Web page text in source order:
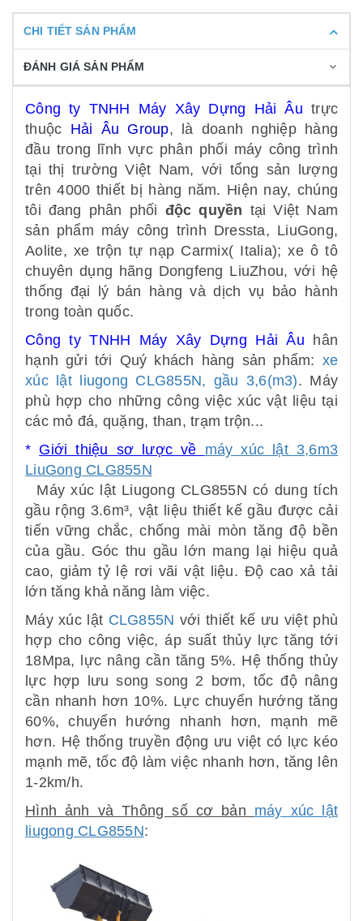
CHI TIẾT SẢN PHẨM
ĐÁNH GIÁ SẢN PHẨM
Công ty TNHH Máy Xây Dựng Hải Âu trực
thuộc Hải Âu Group, là doanh nghiệp hàng
đầu trong lĩnh vực phân phối máy công trình
tại thị trường Việt Nam, với tổng sản lượng
trên 4000 thiết bị hàng năm. Hiện nay, chúng
tôi đang phân phối độc quyền tại Việt Nam
sản phẩm máy công trình Dressta, LiuGong,
Aolite, xe trộn tự nạp Carmix( Italia); xe ô tô
chuyên dụng hãng Dongfeng LiuZhou, với hệ
thống đại lý bán hàng và dịch vụ bảo hành
trong toàn quốc.
Công ty TNHH Máy Xây Dựng Hải Âu hân
hạnh gửi tới Quý khách hàng sản phẩm: xe
xúc lật liugong CLG855N, gầu 3,6(m3). Máy
phù hợp cho những công việc xúc vật liệu tại
các mỏ đá, quặng, than, trạm trộn...
* Giới thiệu sơ lược về máy xúc lật 3,6m3
LiuGong CLG855N
Máy xúc lật Liugong CLG855N có dung tích
gầu rộng 3.6m³, vật liệu thiết kế gầu được cải
tiến vững chắc, chống mài mòn tăng độ bền
của gầu. Góc thu gầu lớn mang lại hiệu quả
cao, giảm tỷ lệ rơi vãi vật liệu. Độ cao xả tải
lớn tăng khả năng làm việc.
Máy xúc lật CLG855N với thiết kế ưu việt phù
hợp cho công việc, áp suất thủy lực tăng tới
18Mpa, lực nâng cần tăng 5%. Hệ thống thủy
lực hợp lưu song song 2 bơm, tốc độ nâng
cần nhanh hơn 10%. Lực chuyển hướng tăng
60%, chuyển hướng nhanh hơn, mạnh mẽ
hơn. Hệ thống truyền động ưu việt có lực kéo
mạnh mẽ, tốc độ làm việc nhanh hơn, tăng lên
1-2km/h.
Hình ảnh và Thông số cơ bản máy xúc lật
liugong CLG855N: